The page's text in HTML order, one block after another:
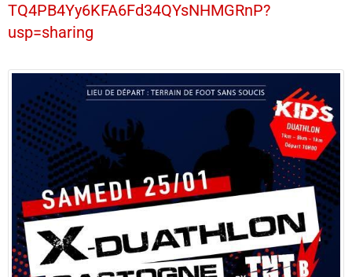
TQ4PB4Yy6KFA6Fd34QYsNHMGRnP?
usp=sharing